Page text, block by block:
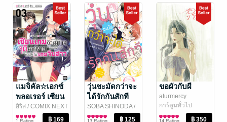
เคียง เล่ม 6
แมจิคัล☆เอกซ์
พลอเรอร์ เซียน
เกมตัวฉกาจจุติ
มาผงาดในเกม
อิริส / COMIX NEXT
การ์ตูนทั่วไป
1 Rating
วุ่นชะมัดกว่าจะ
ได้รักกันสักที
(เล่มเดียวจบ)
SOBA SHINODA/
Bongkoch
การ์ตูน Boy Love /
13 Rating
ขอผัวกับผี
aturmercy
การ์ตูนทั่วไป
14 Rating